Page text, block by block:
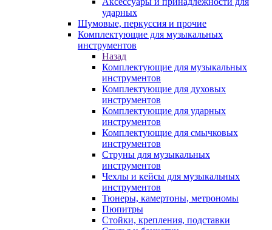
ударных
Шумовые, перкуссия и прочие
Комплектующие для музыкальных
инструментов
Назад
Комплектующие для музыкальных
инструментов
Комплектующие для духовых
инструментов
Комплектующие для ударных
инструментов
Комплектующие для смычковых
инструментов
Струны для музыкальных
инструментов
Чехлы и кейсы для музыкальных
инструментов
Тюнеры, камертоны, метрономы
Пюпитры
Стойки, крепления, подставки